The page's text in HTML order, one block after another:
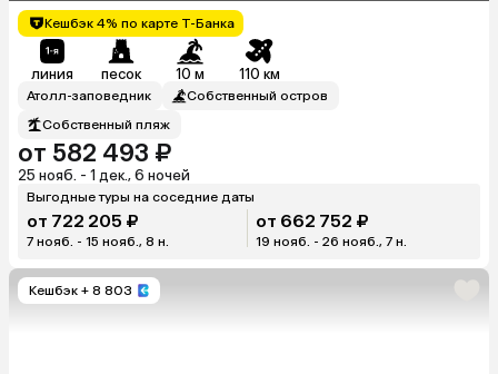
Кешбэк 4% по карте Т-Банка
линия песок 10 м 110 км
Атолл-заповедник
Собственный остров
Собственный пляж
от 582 493 ₽
25 нояб. - 1 дек., 6 ночей
Выгодные туры на соседние даты
от 722 205 ₽
7 нояб. - 15 нояб., 8 н.
от 662 752 ₽
19 нояб. - 26 нояб., 7 н.
Кешбэк + 8 803